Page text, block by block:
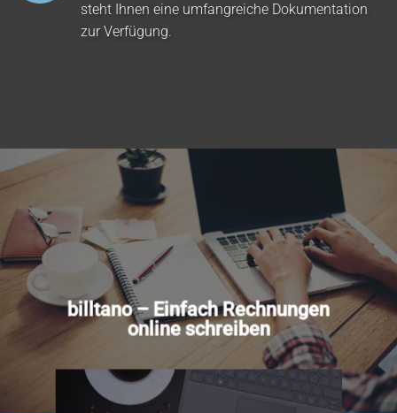
steht Ihnen eine umfangreiche Dokumentation
zur Verfügung.
billtano – Einfach Rechnungen
online schreiben